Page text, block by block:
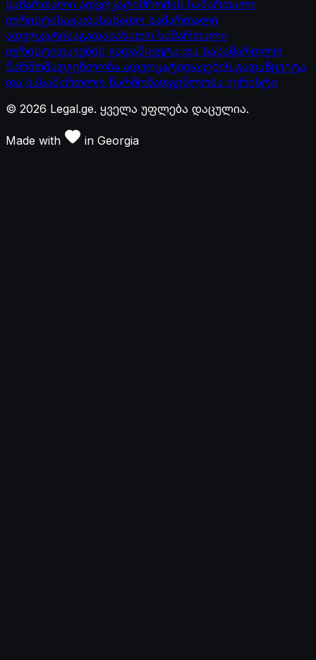
სამართალი ადვოკატიშრომის სამართალი
იურისტისაგადასახადო სამართალი
ადვოკატისაგადასახადო სამართალი
იურისტიდავების გადაწყვეტა და სასამართლო
წარმომადგენლობა ადვოკატიდავების გადაწყვეტა
და სასამართლო წარმომადგენლობა იურისტი
© 2026 Legal.ge. ყველა უფლება დაცულია.
Made with in Georgia